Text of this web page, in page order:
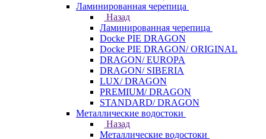
Ламинированная черепица
Назад
Ламинированная черепица
Docke PIE DRAGON
Docke PIE DRAGON/ ORIGINAL
DRAGON/ EUROPA
DRAGON/ SIBERIA
LUX/ DRAGON
PREMIUM/ DRAGON
STANDARD/ DRAGON
Металлические водостоки
Назад
Металлические водостоки